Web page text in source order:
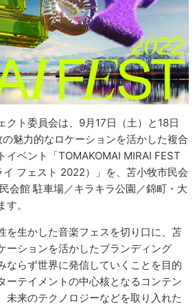
クト委員会は、9月17日（土）と18日
の魅力的なロケーションを活かした複合
イベント「TOMAKOMAI MIRAI FEST
フェスト 2022）」を、苫小牧市民会
会館 駐車場／キラキラ公園／錦町・大
。
を生かした音楽フェスを切り口に、苫
ーションを活かしたブランディング
ならず世界に発信していくことを目的
ーテイメントの中心核となるコンテン
未来のテクノロジーなどを取り入れた